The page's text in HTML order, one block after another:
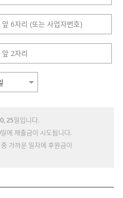
25일입니다.
에 재출금이 시도됩니다.
가까운 일자에 후원금이